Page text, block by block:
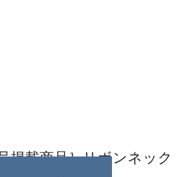
掲載商品］リボンネック